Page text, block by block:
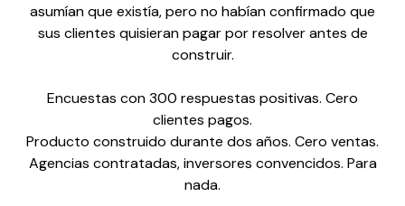
asumían que existía, pero no habían confirmado que
sus clientes quisieran pagar por resolver antes de
construir.
Encuestas con 300 respuestas positivas. Cero
clientes pagos.
Producto construido durante dos años. Cero ventas.
Agencias contratadas, inversores convencidos. Para
nada.